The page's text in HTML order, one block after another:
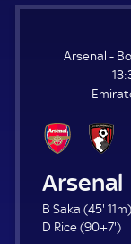
Arsenal -
Arsenal
B Saka (45'4
5
11m)
D Rice (90+7'9
)